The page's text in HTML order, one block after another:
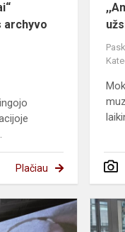
archyvo
Plačiau
MO